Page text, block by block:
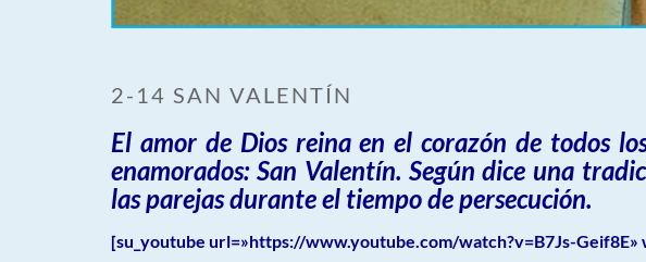
2-14 SAN VALENTÍN
El amor de Dios reina en el corazón de todos
enamorados: San Valentín. Según dice una
las parejas durante el tiempo de persecución.
[su_youtube url=»https://www.youtube.com/watch?v=B7Js-Geif8E»